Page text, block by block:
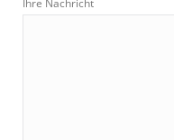
Ihre Nachricht